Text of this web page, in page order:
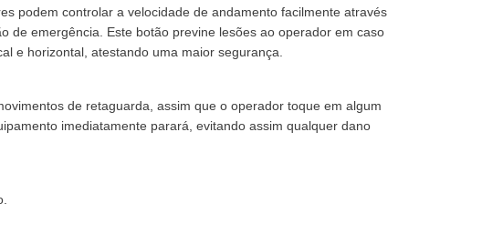
podem controlar a velocidade de andamento facilmente através
de emergência. Este botão previne lesões ao operador em caso
e horizontal, atestando uma maior segurança.
de retaguarda, assim que o operador toque em algum
imediatamente parará, evitando assim qualquer dano